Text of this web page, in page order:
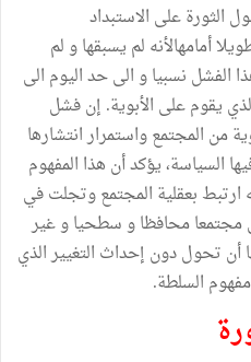
على الاستبداد
طويلا أمامهالأنه لم يسبقها و لم
الفشل نسبيا و الى حد اليوم الى
يقوم على الأبوية. إن فشل
من المجتمع واستمرار انتشارها
السياسة، يؤكد أن هذا المفهوم
ارتبط بعقلية المجتمع وتجلت في
مجتمعا محافظا و سطحيا و غير
أن تحول دون إحداث التغيير الذي
السلطة.